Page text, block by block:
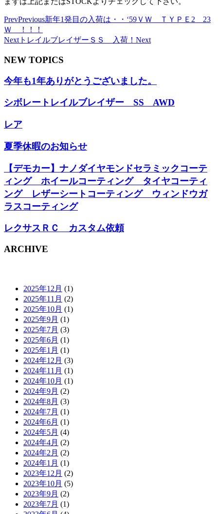
PrevPrevious新年1発目の入荷は・・‘59ＶＷ ＴＹＰＥ2 23
Ｗ ！！！
Next トレイルブレイザーＳＳ 入荷！ Next
NEW TOPICS
今年も1年ありがとうございました。
シボレートレイルブレイザー SS AWD
レア
夏季休暇のお知らせ
【デモカー】ナノダイヤモンドセラミックコーテ
ィング ホイールコーティング タイヤコーティ
ング レザーシートコーティング ウィンドウガ
ラスコーティング
レクサスＲＣ カスタム依頼
ARCHIVE
2025年12月 (1)
2025年11月 (2)
2025年10月 (1)
2025年9月 (1)
2025年7月 (3)
2025年6月 (1)
2025年1月 (1)
2024年12月 (3)
2024年11月 (1)
2024年10月 (1)
2024年9月 (2)
2024年8月 (3)
2024年7月 (1)
2024年6月 (1)
2024年5月 (4)
2024年4月 (2)
2024年2月 (2)
2024年1月 (1)
2023年12月 (2)
2023年10月 (5)
2023年9月 (2)
2023年7月 (1)